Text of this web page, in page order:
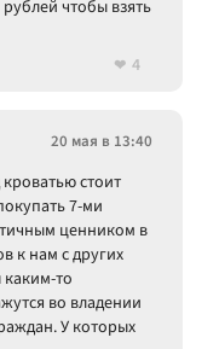
чтобы взять
4
20 мая в 13:40
стоит
7-ми
ценником в
к нам с других
каким-то
во владении
У которых